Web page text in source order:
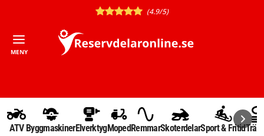
(4.9/5)
MENY
ATV ByggmaskinerElverktygMopedRemmarSkoterdelarSport & Fritid